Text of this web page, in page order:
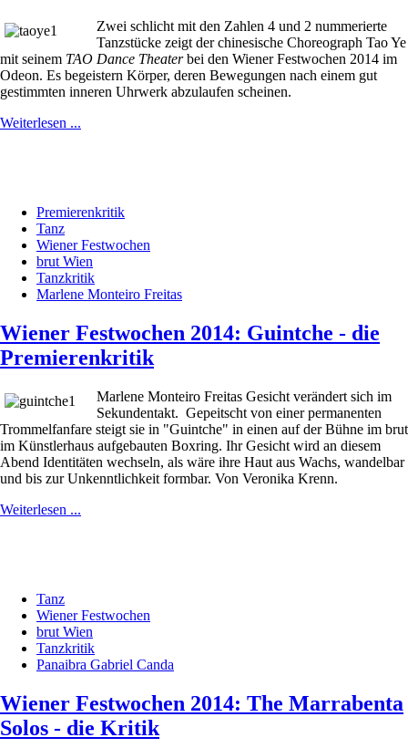
Zwei schlicht mit den Zahlen 4 und 2 nummerierte
Tanzstücke zeigt der chinesische Choreograph Tao Ye
mit seinem TAO Dance Theaterbei den Wiener Festwochen 2014 im
Odeon. Es begeistern Körper, deren Bewegungen nach einem gut
gestimmten inneren Uhrwerk abzulaufen scheinen.
Weiterlesen ...
Premierenkritik
Tanz
Wiener Festwochen
brut Wien
Tanzkritik
Marlene Monteiro Freitas
Wiener Festwochen 2014: Guintche - die
Premierenkritik
Marlene Monteiro Freitas Gesicht verändert sich im
Sekundentakt. Gepeitscht von einer permanenten
Trommelfanfare steigt sie in "Guintche" in einen auf der Bühne im brut
im Künstlerhaus aufgebauten Boxring. Ihr Gesicht wird an diesem
Abend Identitäten wechseln, als wäre ihre Haut aus Wachs, wandelbar
und bis zur Unkenntlichkeit formbar. Von Veronika Krenn.
Weiterlesen ...
Tanz
Wiener Festwochen
brut Wien
Tanzkritik
Panaibra Gabriel Canda
Wiener Festwochen 2014: The Marrabenta
Solos - die Kritik